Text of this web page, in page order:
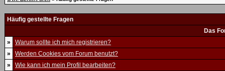
Häufig gestellte Fragen
Das
»
Warum sollte ich mich registrieren?
»
Werden Cookies vom Forum benutzt?
»
Wie kann ich mein Profil bearbeiten?